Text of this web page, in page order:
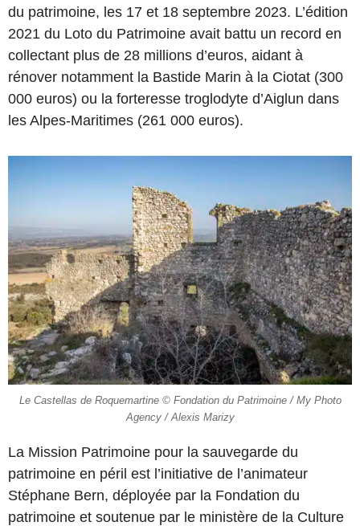
du patrimoine, les 17 et 18 septembre 2023. L’édition
2021 du Loto du Patrimoine avait battu un record en
collectant plus de 28 millions d’euros, aidant à
rénover notamment la Bastide Marin à la Ciotat (300
000 euros) ou la forteresse troglodyte d’Aiglun dans
les Alpes-Maritimes (261 000 euros).
Le Castellas de Roquemartine © Fondation du Patrimoine / My Photo
Agency / Alexis Marizy
La Mission Patrimoine pour la sauvegarde du
patrimoine en péril est l’initiative de l’animateur
Stéphane Bern, déployée par la Fondation du
patrimoine et soutenue par le ministère de la Culture